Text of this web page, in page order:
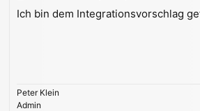
i
Ich bin dem Integrationsvorschlag
Peter Klein
Admin